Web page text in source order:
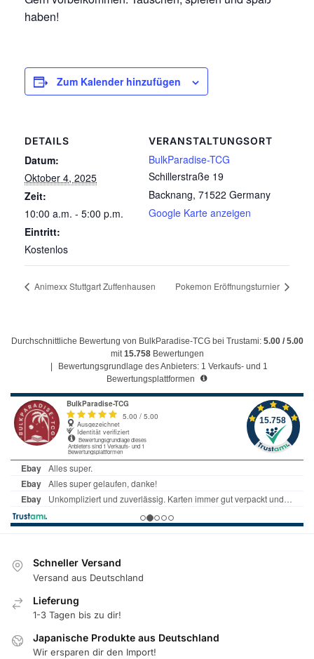
haben!
Zum Kalender hinzufügen
DETAILS
Datum:
Oktober 4, 2025
Zeit:
10:00 a.m. - 5:00 p.m.
Eintritt:
Kostenlos
VERANSTALTUNGSORT
BulkParadise-TCG
Schillerstraße 19
Backnang, 71522 Germany
Google Karte anzeigen
Animexx Stuttgart Zuffenhausen Pokemon Eröffnungsturnier
Durchschnittliche Bewertung von BulkParadise-TCG bei Trustami: 5.00 / 5.00
mit15.758 Bewertungen
Bewertungsgrundlage des Anbieters: 1 Verkaufs- und 1
Bewertungsplattformen
Schneller Versand
Versand aus Deutschland
Lieferung
1-3 Tagen bis zu dir!
Japanische Produkte aus Deutschland
Wir ersparen dir den Import!